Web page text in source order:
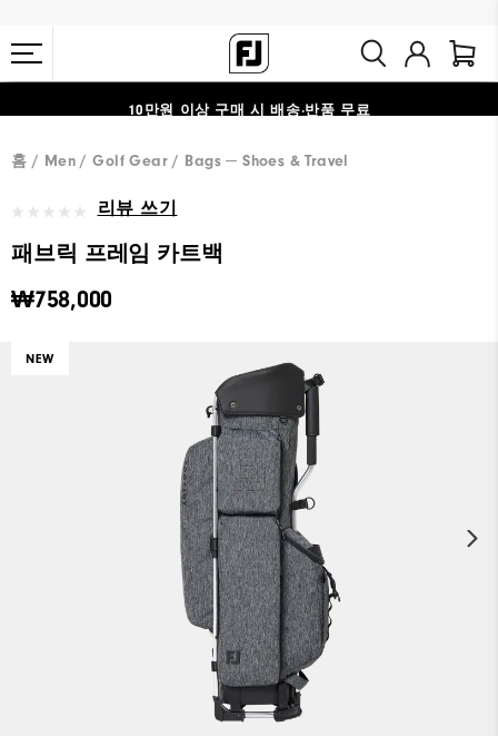
#1 SHOE IN GOLF #1 GLOVE IN GOLF
10만원 이상 구매 시 배송·반품 무료
홈 Men Golf Gear Bags ─ Shoes & Travel
리뷰 쓰기
패브릭 프레임 카트백
₩758,000
NEW